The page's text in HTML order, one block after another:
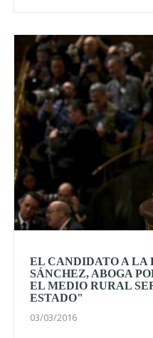
EL CANDIDATO A LA
SÁNCHEZ, ABOGA
EL MEDIO RURAL
ESTADO"
03/03/2016